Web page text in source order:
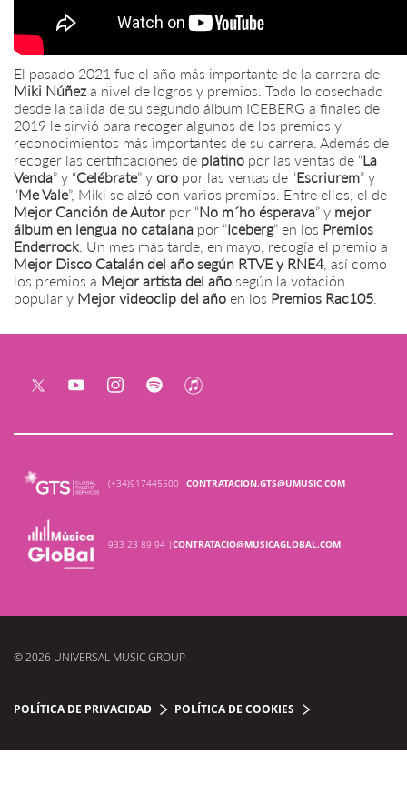
El pasado 2021 fue el año más importante de la carrera de
Miki Núñeza nivel de logros y premios. Todo lo cosechado
desde la salida de su segundo álbum ICEBERG a finales de
2019 le sirvió para recoger algunos de los premios y
reconocimientos más importantes de su carrera. Además de
recoger las certificaciones de platino por las ventas de “La
Venda” y “Celébrate” y oro por las ventas de “Escriurem” y
“Me Vale”, Miki se alzó con varios premios. Entre ellos, el de
Mejor Canción de Autor por “No m´ho ésperava” y mejor
álbum en lengua no catalana por “Iceberg” en los Premios
Enderrock . Un mes más tarde, en mayo, recogía el premio a
Mejor Disco Catalán del año según RTVE y RNE4, así como
los premios a Mejor artista del año según la votación
popular y Mejor videoclip del año en los Premios Rac105
(+34)917445500 |CONTRATACION.GTS@UMUSIC.COM
933 23 89 94 |CONTRATACIO@MUSICAGLOBAL.COM
© 2026 UNIVERSAL MUSIC GROUP
POLÍTICA DE PRIVACIDAD POLÍTICA DE COOKIES